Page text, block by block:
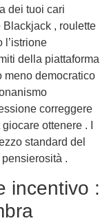
dei tuoi cari
, roulette
l’istrione
della piattaforma
meno democratico
correggere
ottenere . I
standard del
.
incentivo :